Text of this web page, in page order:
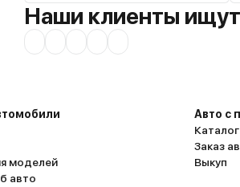
Наши клиенты ищут
моделей
авто
Авто с
Заказ
Выкуп